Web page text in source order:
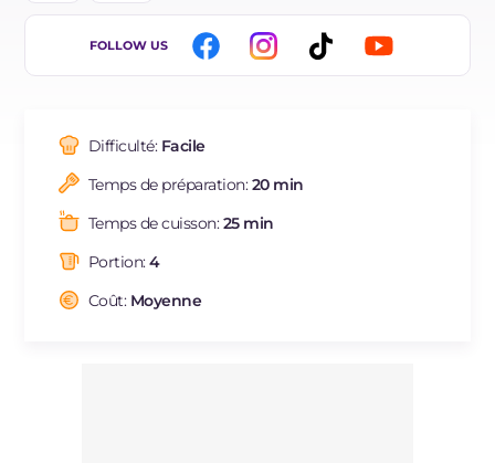
IT
ES
NL
BR
FOLLOW US
Difficulté: Facile
Temps de préparation:20 min
Temps de cuisson:25 min
Portion:4
Coût: Moyenne